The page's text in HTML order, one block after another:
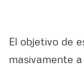
El objetivo de
masivamente